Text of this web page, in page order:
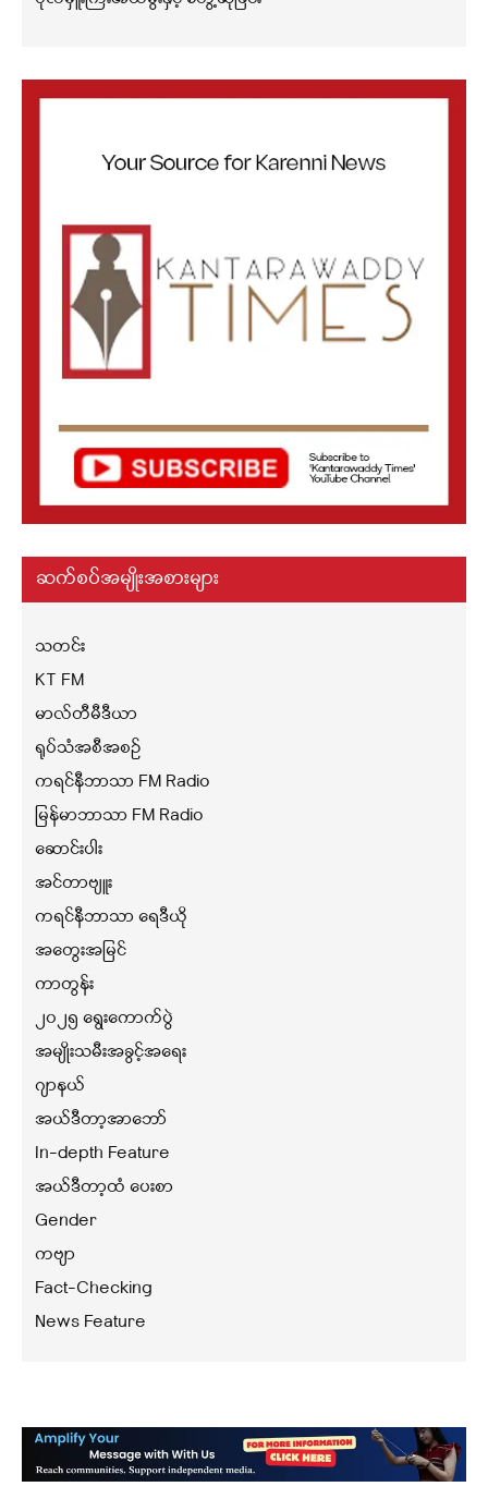
ဆက်စပ်အမျိုးအစားများ
သတင်း
KT FM
မာလ်တီမီဒီယာ
ရုပ်သံအစီအစဉ်
ကရင်နီဘာသာ FM Radio
မြန်မာဘာသာ FM Radio
ဆောင်းပါး
အင်တာဗျူး
ကရင်နီဘာသာ ရေဒီယို
အတွေးအမြင်
ကာတွန်း
၂၀၂၅ ရွေးကောက်ပွဲ
အမျိုးသမီးအခွင့်အရေး
ဂျာနယ်
အယ်ဒီတာ့အာဘော်
In-depth Feature
အယ်ဒီတာ့ထံ ပေးစာ
Gender
ကဗျာ
Fact-Checking
News Feature